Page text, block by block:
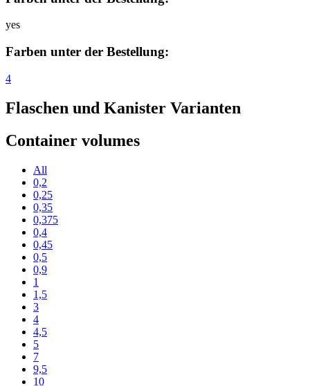
yes
Farben unter der Bestellung:
4
Flaschen und Kanister Varianten
Container volumes
All
0,2
0,25
0,35
0,375
0,4
0,45
0,5
0,9
1
1,5
3
4
4,5
5
7
9,5
10